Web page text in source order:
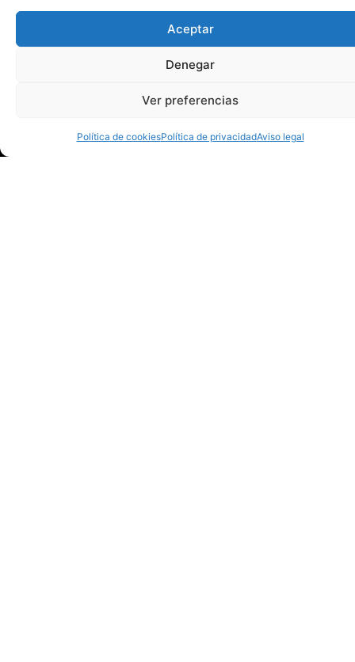
Aceptar
Denegar
Ver preferencias
Política de cookiesPolítica de privacidadAviso legal